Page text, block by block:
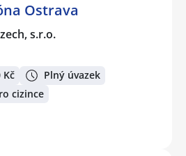
Ostrava
s.r.o.
Kč
Plný úvazek
cizince